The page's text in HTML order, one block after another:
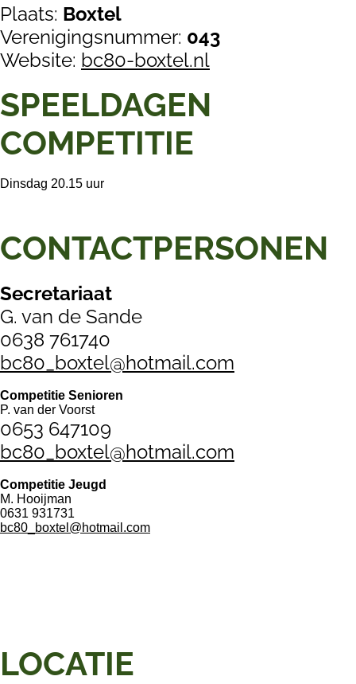
Plaats: Boxtel
Verenigingsnummer: 043
Website: bc80-boxtel.nl
SPEELDAGEN
COMPETITIE
Dinsdag 20.15 uur
CONTACTPERSONEN
Secretariaat
G. van de Sande
0638 761740
bc80_boxtel@hotmail.com
Competitie Senioren
P. van der Voorst
0653 647109
bc80_boxtel@hotmail.com
Competitie Jeugd
M. Hooijman
0631 931731
bc80_boxtel@hotmail.com
LOCATIE